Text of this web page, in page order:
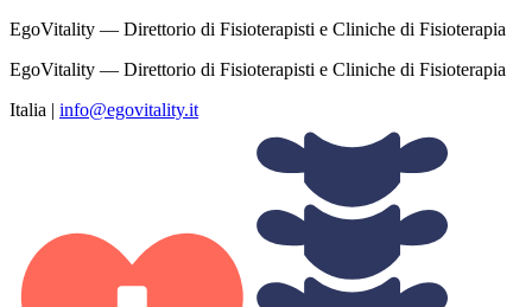
EgoVitality — Direttorio di Fisioterapisti e Cliniche di Fisioterapia
EgoVitality — Direttorio di Fisioterapisti e Cliniche di Fisioterapia
Italia | info@egovitality.it